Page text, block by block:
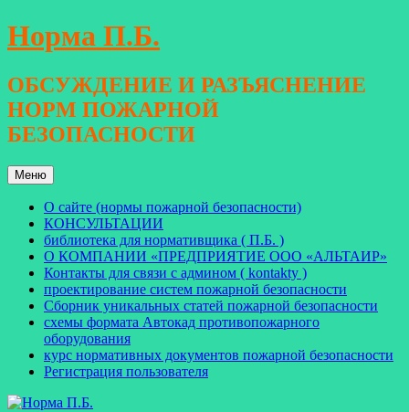
Перейти
к
Норма П.Б.
ОБСУЖДЕНИЕ И РАЗЪЯСНЕНИЕ
НОРМ ПОЖАРНОЙ
БЕЗОПАСНОСТИ
Меню
О сайте (нормы пожарной безопасности)
КОНСУЛЬТАЦИИ
библиотека для нормативщика ( П.Б. )
О КОМПАНИИ «ПРЕДПРИЯТИЕ ООО «АЛЬТАИР»
Контакты для связи с админом ( kontakty )
проектирование систем пожарной безопасности
Сборник уникальных статей пожарной безопасности
схемы формата Автокад противопожарного
оборудования
курс нормативных документов пожарной безопасности
Регистрация пользователя